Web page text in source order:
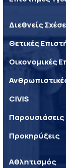
Διεθνείς
Θετικές
Οικονομικές
CIVIS
Παρουσιάσεις
Προκηρύξεις
Αθλητισμός